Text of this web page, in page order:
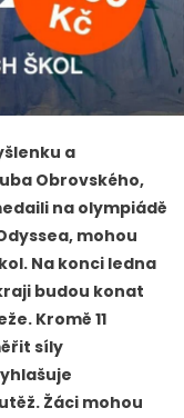
a
Obrovského,
na olympiádě
mohou
Na konci ledna
budou konat
Kromě 11
síly
Žáci mohou